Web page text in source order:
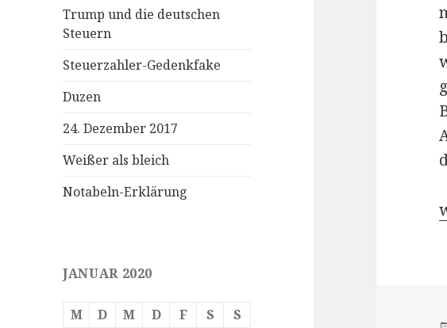
Trump und die deutschen
Steuern
Steuerzahler-Gedenkfake
Duzen
24. Dezember 2017
Weißer als bleich
Notabeln-Erklärung
JANUAR 2020
M D M D F S
S